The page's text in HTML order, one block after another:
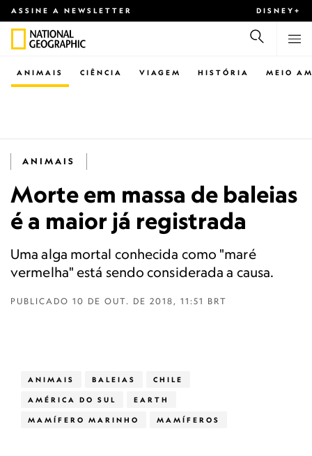
ASSINE A NEWSLETTER DISNEY+
CIÊNCIA VIAGEM
ANIMAIS HISTÓRIA MEIO
ANIMAIS
Morte em massa de baleias
é a maior já registrada
Uma alga mortal conhecida como "maré
vermelha" está sendo considerada a causa.
PUBLICADO 10 DE OUT. DE 2018, 11:51 BRT
ANIMAIS BALEIAS CHILE
AMÉRICA DO SUL EARTH
MAMÍFERO MARINHO MAMÍFEROS